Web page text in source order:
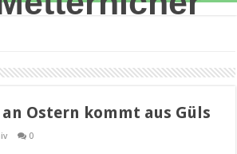
Ostern kommt aus Güls
0